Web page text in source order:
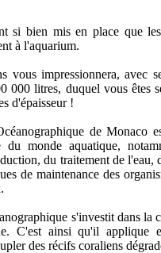
si bien mis en place que
à l'aquarium.
vous impressionnera, avec
000 litres, duquel vous êtes
d'épaisseur !
de Monaco
du monde aquatique,
du traitement de l'eau,
de maintenance des
s'investit dans la
C'est ainsi qu'il applique
des récifs coraliens